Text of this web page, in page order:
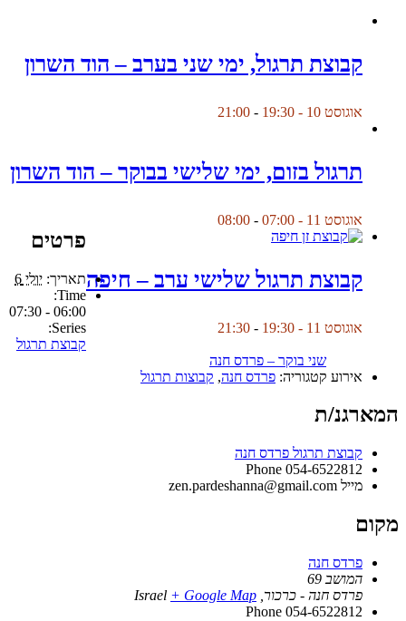
קבוצת תרגול, ימי שני בערב – הוד השרון
אוגוסט 10 - 19:30 -
21:00
תרגול בזום, ימי שלישי בבוקר – הוד השרון
אוגוסט 11 - 07:00 -
08:00
קבוצת תרגול שלישי ערב – חיפה
אוגוסט 11 - 19:30 -
21:30
פרטים
תאריך: יולי 6
Time:
06:00 - 07:30
Series:
קבוצת תרגול
שני בוקר – פרדס חנה
אירוע קטגוריה: פרדס חנה, קבוצות תרגול
המארגנ/ת
קבוצת תרגול פרדס חנה
Phone 054-6522812
מייל zen.pardeshanna@gmail.com
מקום
פרדס חנה
המושב 69
פרדס חנה - כרכור
Israel + Google Map
Phone 054-6522812